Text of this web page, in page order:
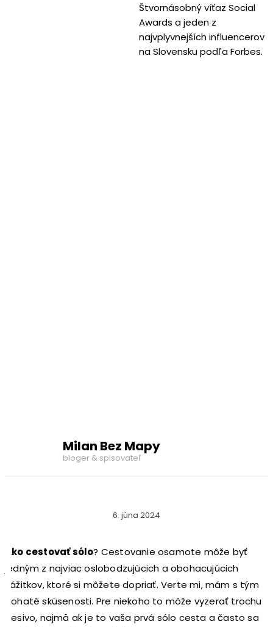
Štvornásobný víťaz Social
Awards a jeden z
najvplyvnejších influencerov
na Slovensku podľa Forbes.
Milan Bez Mapy
bloger & spisovateľ
6. júna 2024
Ako cestovať sólo? Cestovanie osamote môže byť
jedným z najviac oslobodzujúcich a obohacujúcich
zážitkov, ktoré si môžete dopriať. Verte mi, mám s tým
bohaté skúsenosti. Pre niekoho to môže vyzerať trochu
desivo, najmä ak je to vaša prvá sólo cesta a často sa